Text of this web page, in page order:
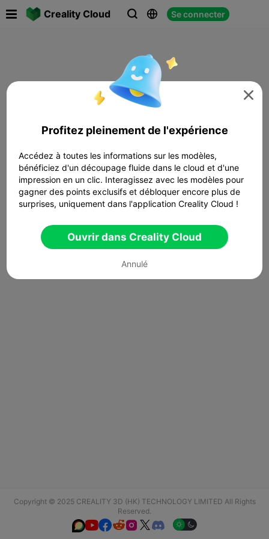
Creality Cloud   Se connecter
Copyright © 2025 CREALITY 3D (HK) TECHNOLOGY LIMITED All Rights
Reserved.
  

Profitez pleinement de l'expérience
Accédez à toutes les informations sur les modèles,
bénéficiez d'un découpage fluide dans le cloud et d'une
impression en un clic. Interagissez avec les modèles pour
gagner des points exclusifs et débloquer encore plus de
surprises, uniquement dans l'application Creality Cloud !
Ouvrir dans Creality Cloud
Annulé